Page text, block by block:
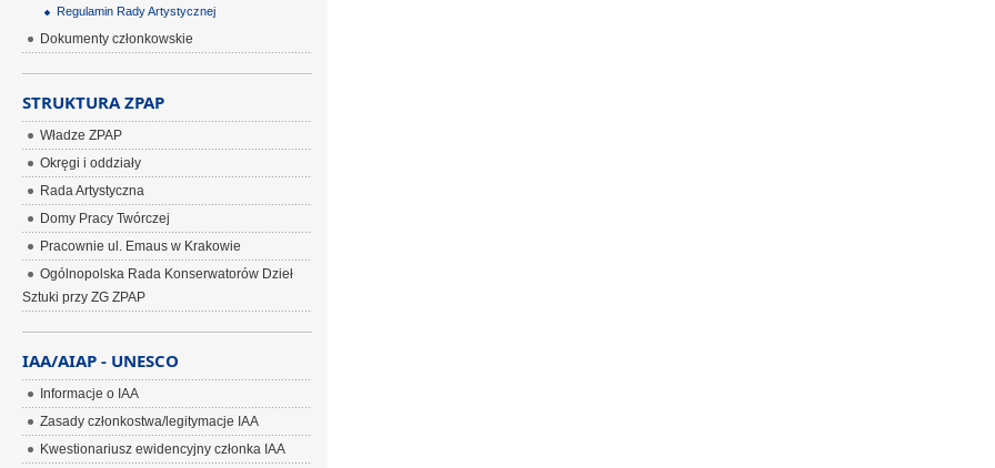
Regulamin Rady Artystycznej
Dokumenty członkowskie
STRUKTURA ZPAP
Władze ZPAP
Okręgi i oddziały
Rada Artystyczna
Domy Pracy Twórczej
Pracownie ul. Emaus w Krakowie
Ogólnopolska Rada Konserwatorów Dzieł
Sztuki przy ZG ZPAP
IAA/AIAP - UNESCO
Informacje o IAA
Zasady członkostwa/legitymacje IAA
Kwestionariusz ewidencyjny członka IAA